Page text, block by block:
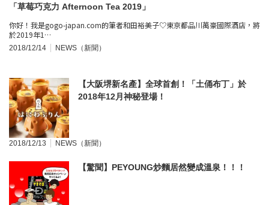
「草莓巧克力 Afternoon Tea 2019」
你好！我是gogo-japan.com的筆者和田裕美子♡東京都品川萬豪國際酒店，將
於2019年1…
2018/12/14 NEWS（新聞）
【大阪堺新名產】全球首創！「土俑布丁」於
2018年12月神秘登場！
2018/12/13 NEWS（新聞）
【驚聞】PEYOUNG炒麵居然變成溫泉！！！